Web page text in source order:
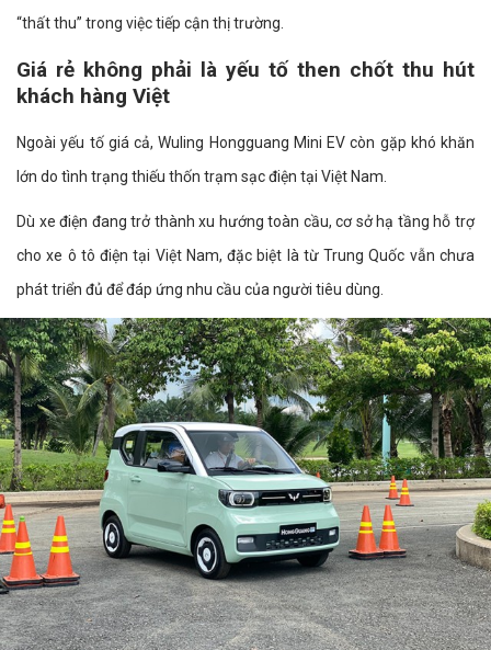
“thất thu” trong việc tiếp cận thị trường.
Giá rẻ không phải là yếu tố then chốt thu hút
khách hàng Việt
Ngoài yếu tố giá cả, Wuling Hongguang Mini EV còn gặp khó khăn
lớn do tình trạng thiếu thốn trạm sạc điện tại Việt Nam.
Dù xe điện đang trở thành xu hướng toàn cầu, cơ sở hạ tầng hỗ trợ
cho xe ô tô điện tại Việt Nam, đặc biệt là từ Trung Quốc vẫn chưa
phát triển đủ để đáp ứng nhu cầu của người tiêu dùng.